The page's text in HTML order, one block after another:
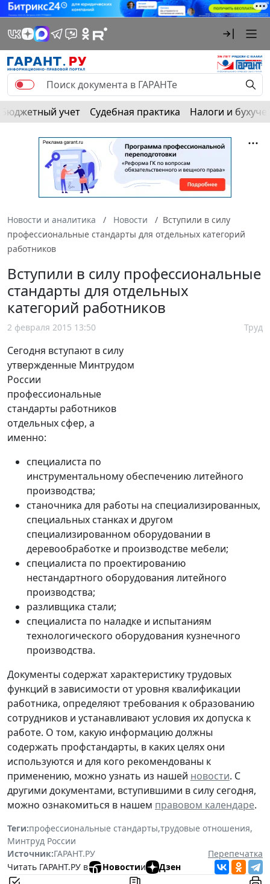
Бюджетный учет Судебная практика Налоги и
Новости и аналитика Новости
Вступили в силу
профессиональные стандарты для отдельных категорий
работников
Вступили в силу профессиональные
стандарты для отдельных
категорий работников
2 февраля 2015 13:50 Труд
Сегодня вступают в силу
утвержденные Минтрудом
России
профессиональные
стандарты работников
отдельных сфер, а
именно:
специалиста по
инструментальному обеспечению литейного
производства;
станочника для работы на специализированных,
специальных станках и другом
специализированном оборудовании в
деревообработке и производстве мебели;
специалиста по проектированию
нестандартного оборудования литейного
производства;
разливщика стали;
специалиста по наладке и испытаниям
технологического оборудования кузнечного
производства.
Документы содержат характеристику трудовых
функций в зависимости от уровня квалификации
работника, определяют требования к образованию
сотрудников и устанавливают условия их допуска к
работе. О том, какую информацию должны
содержать профстандарты, в каких целях они
используются и для кого рекомендованы к
применению, можно узнать из нашей новости. С
другими документами, вступившими в силу сегодня,
можно ознакомиться в нашем правовом календаре.
Теги:профессиональные стандарты,трудовые отношения,
Минтруд России
Источник:ГАРАНТ.РУ
Перепечатка
Читать ГАРАНТ.РУ в
Новостии Дзен